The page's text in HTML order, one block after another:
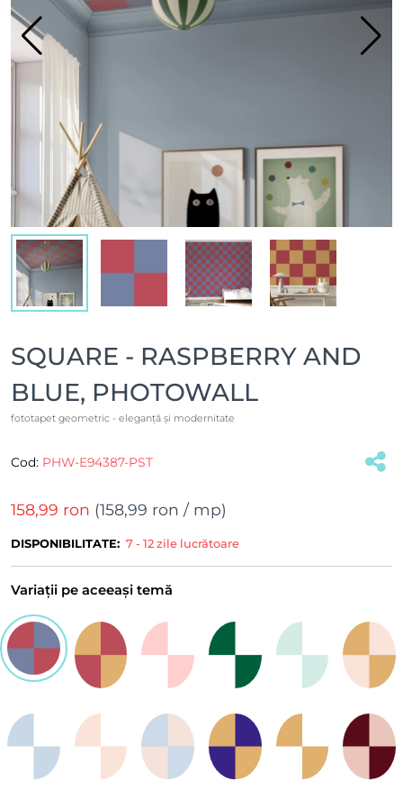
SQUARE - RASPBERRY AND
BLUE, PHOTOWALL
fototapet geometric - eleganță și modernitate
Cod: PHW-E94387-PST
158,99 ron (158,99 ron / mp)
DISPONIBILITATE: 7 - 12 zile lucrătoare
Variații pe aceeași temă